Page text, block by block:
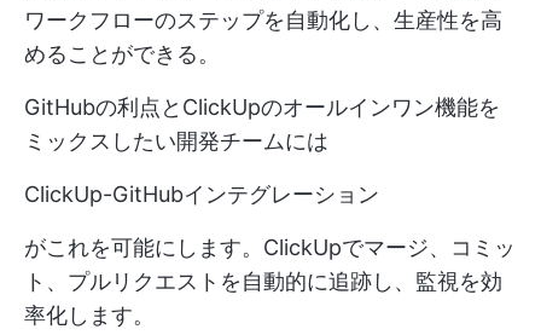
ワークフローのステップを自動化し、生産性を高
めることができる。
GitHubの利点とClickUpのオールインワン機能を
ミックスしたい開発チームには
ClickUp-GitHubインテグレーション
がこれを可能にします。ClickUpでマージ、コミッ
ト、プルリクエストを自動的に追跡し、監視を効
率化します。